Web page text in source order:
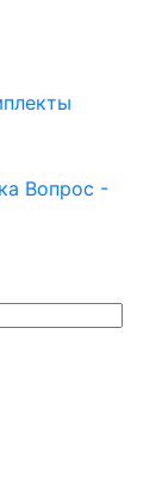
Вопрос -